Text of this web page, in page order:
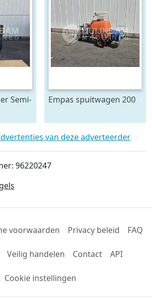
Semi-
4-lijns
Empas spuitwagen 200
van deze adverteerder
96220247
voorwaarden Privacy beleid FAQ
Veilig handelen Contact API
Cookie instellingen